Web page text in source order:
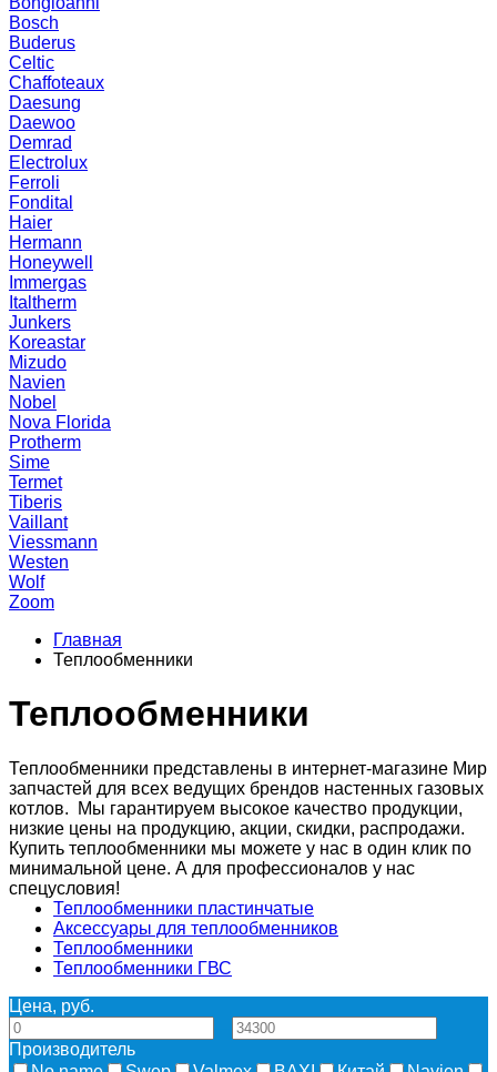
Bosch
Buderus
Celtic
Chaffoteaux
Daesung
Daewoo
Demrad
Electrolux
Ferroli
Fondital
Haier
Hermann
Honeywell
Immergas
Italtherm
Junkers
Koreastar
Mizudо
Navien
Nobel
Nova Florida
Protherm
Sime
Termet
Tiberis
Vaillant
Viessmann
Westen
Wolf
Zoom
Главная
Теплообменники
Теплообменники
Теплообменники представлены в интернет-магазине Мир
запчастей для всех ведущих брендов настенных газовых
котлов. Мы гарантируем высокое качество продукции,
низкие цены на продукцию, акции, скидки, распродажи.
Купить теплообменники мы можете у нас в один клик по
минимальной цене. А для профессионалов у нас
спецусловия!
Теплообменники пластинчатые
Аксессуары для теплообменников
Теплообменники
Теплообменники ГВС
Цена, руб.
Производитель